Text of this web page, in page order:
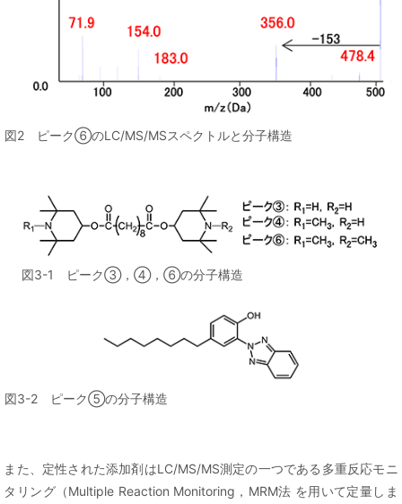
図2 ピーク⑥のLC/MS/MSスペクトルと分子構造
図3-1 ピーク③，④，⑥の分子構造
図3-2 ピーク⑤の分子構造
また、定性された添加剤はLC/MS/MS測定の一つである多重反応モニ
タリング（Multiple Reaction Monitoring，MRM法 を用いて定量しま